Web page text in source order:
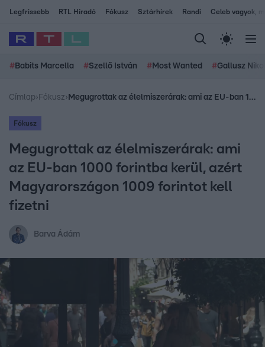
Legfrissebb RTL Híradó Fókusz Sztárhírek Randi Celeb vagyok,
# Babits Marcella #Szellő István # Most Wanted #Gallusz
Címlap› Fókusz› Megugrottak az élelmiszerárak: ami az EU-ban 1000 forintba kerül, azért Magyarországon 1009 forintot kell fizetni
Fókusz
Megugrottak az élelmiszerárak: ami
az EU-ban 1000 forintba kerül, azért
Magyarországon 1009 forintot kell
fizetni
Barva Ádám